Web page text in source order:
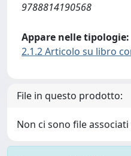
9788814190568
Appare nelle tipologie:
2.1.2 Articolo su libro
File in questo prodotto:
Non ci sono file